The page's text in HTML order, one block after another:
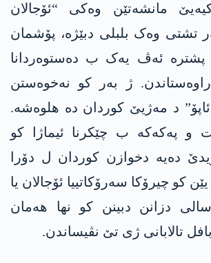
مانشەتێن وەکی “ئۆجالان
تشتی وەک بلبلی دبێژە، پۆشمان
پشترە ئەڤ یەک ب دەستوەردانا
ژ بەر کو نەخوەستن
د مەژیێ کوردان دە ھلوەشە.
و پەکەکە ب چێکرنا ئیماژا کو
دەیە دخوازن کوردان ل دۆرا
کو چیرۆکا سەرۆکاتییا ئۆجالان یا
یا 40 سالی دزانن دبینن کو نھا ھەمان
تالابانی ژی تێ نڤیساندن.